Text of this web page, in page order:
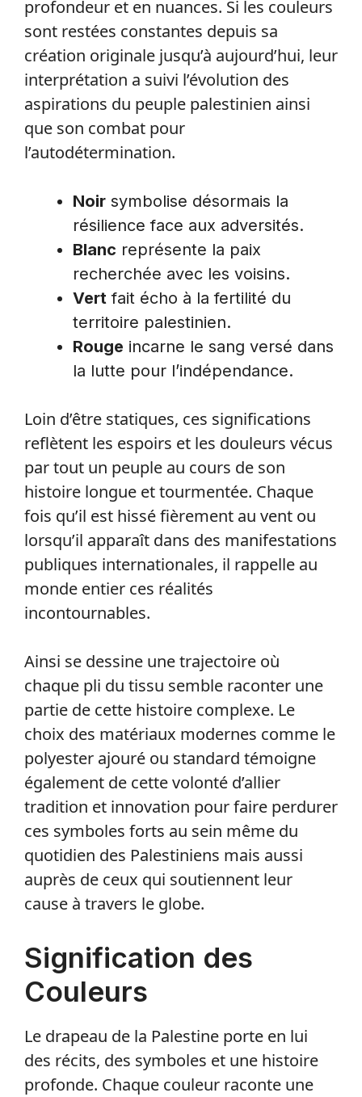
profondeur et en nuances. Si les couleurs
sont restées constantes depuis sa
création originale jusqu’à aujourd’hui, leur
interprétation a suivi l’évolution des
aspirations du peuple palestinien ainsi
que son combat pour
l’autodétermination.
Noir symbolise désormais la
résilience face aux adversités.
Blanc représente la paix
recherchée avec les voisins.
Vert fait écho à la fertilité du
territoire palestinien.
Rouge incarne le sang versé dans
la lutte pour l’indépendance.
Loin d’être statiques, ces significations
reflètent les espoirs et les douleurs vécus
par tout un peuple au cours de son
histoire longue et tourmentée. Chaque
fois qu’il est hissé fièrement au vent ou
lorsqu’il apparaît dans des manifestations
publiques internationales, il rappelle au
monde entier ces réalités
incontournables.
Ainsi se dessine une trajectoire où
chaque pli du tissu semble raconter une
partie de cette histoire complexe. Le
choix des matériaux modernes comme le
polyester ajouré ou standard témoigne
également de cette volonté d’allier
tradition et innovation pour faire perdurer
ces symboles forts au sein même du
quotidien des Palestiniens mais aussi
auprès de ceux qui soutiennent leur
cause à travers le globe.
Signification des
Couleurs
Le drapeau de la Palestine porte en lui
des récits, des symboles et une histoire
profonde. Chaque couleur raconte une